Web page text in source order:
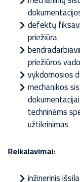
defektų
priežiūra
priežiūros
vykdomosios
mechanikos
techninėms
užtikrinimas
Reikalavimai:
inžinerinis